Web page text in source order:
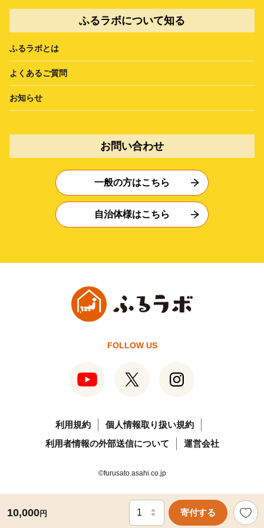
10,000円 寄付する
ふるラボについて知る
ふるラボとは
よくあるご質問
お知らせ
お問い合わせ
一般の方はこちら
自治体様はこちら
FOLLOW US
利用規約
個人情報取り扱い規約
利用者情報の外部送信について
運営会社
©furusato.asahi.co.jp